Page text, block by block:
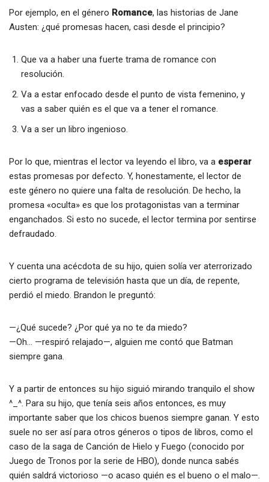
Por ejemplo, en el género Romance, las historias de Jane
Austen: ¿qué promesas hacen, casi desde el principio?
Que va a haber una fuerte trama de romance con
resolución.
Va a estar enfocado desde el punto de vista femenino, y
vas a saber quién es el que va a tener el romance.
Va a ser un libro ingenioso.
Por lo que, mientras el lector va leyendo el libro, va a esperar
estas promesas por defecto. Y, honestamente, el lector de
este género no quiere una falta de resolución. De hecho, la
promesa «oculta» es que los protagonistas van a terminar
enganchados. Si esto no sucede, el lector termina por sentirse
defraudado.
Y cuenta una acécdota de su hijo, quien solía ver aterrorizado
cierto programa de televisión hasta que un día, de repente,
perdió el miedo. Brandon le preguntó:
—¿Qué sucede? ¿Por qué ya no te da miedo?
—Oh… —respiró relajado—, alguien me contó que Batman
siempre gana.
Y a partir de entonces su hijo siguió mirando tranquilo el show
^_^. Para su hijo, que tenía seis años entonces, es muy
importante saber que los chicos buenos siempre ganan. Y esto
suele no ser así para otros géneros o tipos de libros, como el
caso de la saga de Canción de Hielo y Fuego (conocido por
Juego de Tronos por la serie de HBO), donde nunca sabés
quién saldrá victorioso —o acaso quién es el bueno o el malo—.